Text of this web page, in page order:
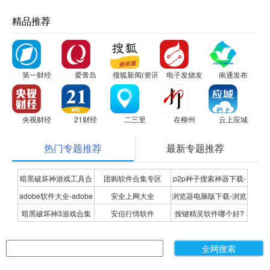
精品推荐
第一财经 爱青岛 搜狐新闻(资讯版)电子发烧友 南通发布
央视财经 21财经 二三里 在柳州 云上应城
热门专题推荐 最新专题推荐
暗黑破坏神游戏工具合
集
团购软件合集专区
p2p种子搜索神器下载-
P2P种子搜索神器专题
adobe软件大全-adobe
全系列软件下载-adobe
安全上网大全
浏览器电脑版下载-浏览
器下载合集
暗黑破坏神3游戏合集 安信行情软件
按键精灵软件哪个好?